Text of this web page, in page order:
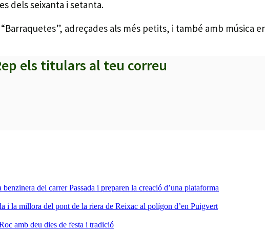
dels seixanta i setanta.
adreçades als més petits, i també amb música
els titulars al teu correu
del carrer Passada i preparen la creació d’una plataforma
i la millora del pont de la riera de Reixac al polígon d’en Puigvert
amb deu dies de festa i tradició